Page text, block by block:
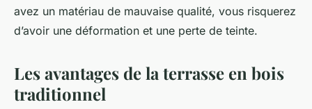
avez un matériau de mauvaise qualité, vous risquerez
d’avoir une déformation et une perte de teinte.
Les avantages de la terrasse en bois
traditionnel